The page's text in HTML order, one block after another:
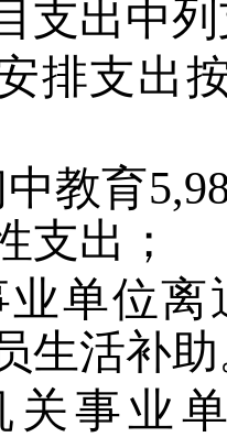
支出中
排支出
教育5,
支出；
业单位离
生活补
关事业